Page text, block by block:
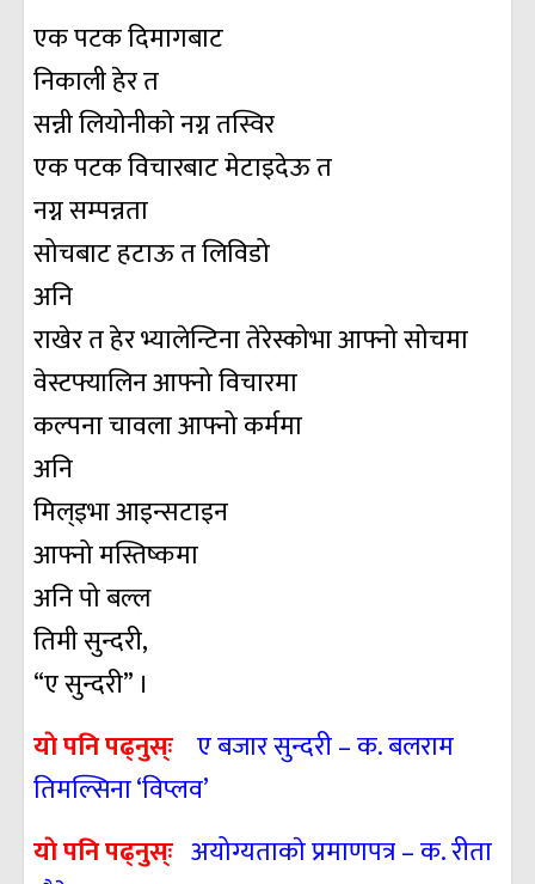
एक पटक दिमागबाट
निकाली हेर त
सन्नी लियोनीकाे नग्न तस्विर
एक पटक विचारबाट मेटाइदेऊ त
नग्न सम्पन्नता
सोचबाट हटाऊ त लिविडो
अनि
राखेर त हेर भ्यालेन्टिना तेरेस्कोभा आफ्नो सोचमा
वेस्टफ्यालिन आफ्नो विचारमा
कल्पना चावला आफ्नो कर्ममा
अनि
मिल्इभा आइन्सटाइन
आफ्नो मस्तिष्कमा
अनि पो बल्ल
तिमी सुन्दरी,
“ए सुन्दरी” ।
याे पनि पढ्नुस्ः ए बजार सुन्दरी – क. बलराम
तिमल्सिना ‘विप्लव’
याे पनि पढ्नुस्ः अयोग्यताकाे प्रमाणपत्र – क. रीता